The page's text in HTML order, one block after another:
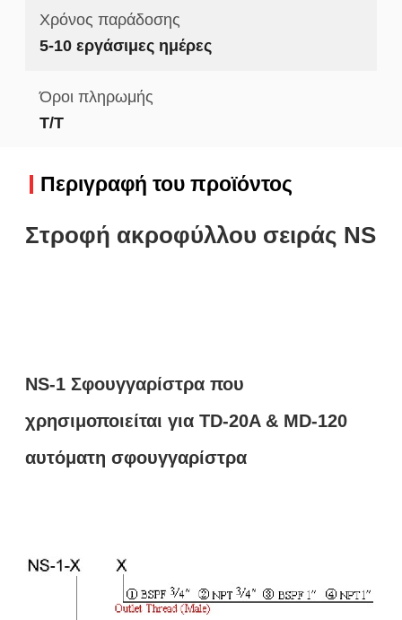
Χρόνος παράδοσης
5-10 εργάσιμες ημέρες
Όροι πληρωμής
Τ/Τ
Περιγραφή του προϊόντος
Στροφή ακροφύλλου σειράς NS
NS-1 Σφουγγαρίστρα που
χρησιμοποιείται για TD-20A & MD-120
αυτόματη σφουγγαρίστρα